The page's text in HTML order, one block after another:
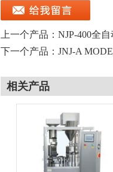
上一个产品： NJP-400全
下一个产品： JNJ-A
相关产品